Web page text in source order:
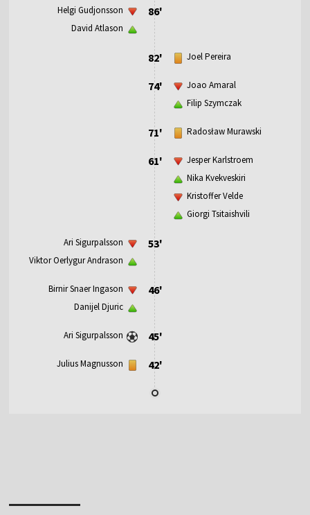
86'
Helgi Gudjonsson
David Atlason
82' Joel Pereira
74'
Joao Amaral
Filip Szymczak
71' Radosław Murawski
61'
Jesper Karlstroem
Nika Kvekveskiri
Kristoffer Velde
Giorgi Tsitaishvili
53'
Ari Sigurpalsson
Viktor Oerlygur Andrason
46'
Birnir Snaer Ingason
Danijel Djuric
45'
Ari Sigurpalsson
42'
Julius Magnusson